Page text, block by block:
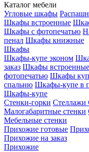
Каталог мебели
Угловые шкафы
Шкафы встроенные
Шкафы с фотопечатью
пенал Шкафы книжные
Шкафы
Шкафы-купе эконом
заказ Шкафы
фотопечатью Шкафы
спальню Шкафы-купе в
Шкафы-купе
Стенки-горки Стеллажи
Малогабаритные стенки
Мебельные стенки
Прихожие готовые
Прихожие на заказ
Прихожие